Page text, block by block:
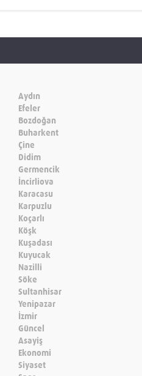
Aydın
Efeler
Bozdoğan
Buharkent
Çine
Didim
Germencik
İncirliova
Karacasu
Karpuzlu
Koçarlı
Köşk
Kuşadası
Kuyucak
Nazilli
Söke
Sultanhisar
Yenipazar
İzmir
Güncel
Asayiş
Ekonomi
Siyaset